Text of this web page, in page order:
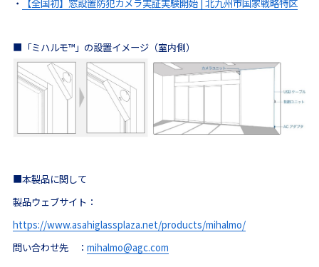
・
【全国初】窓設置防犯カメラ実証実験開始 | 北九州市国家戦略特区
■「ミハルモ™」の設置イメージ（室内側）
■本製品に関して
製品ウェブサイト：
https://www.asahiglassplaza.net/products/mihalmo/
問い合わせ先 ： mihalmo@agc.com